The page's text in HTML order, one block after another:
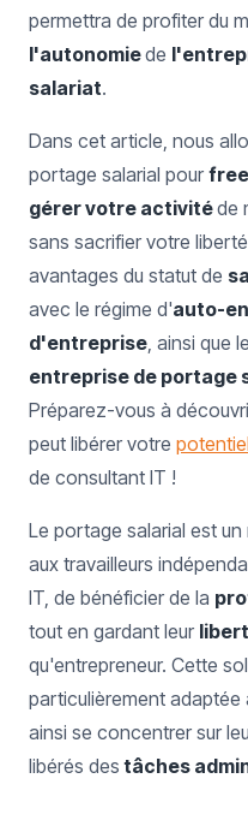
permettra de profiter du
l'autonomiede
salariat.
Dans cet article, nous
portage salarial pour
gérer votre activitéde
sans sacrifier votre
avantages du statut de
avec le régime d'auto-
d'entreprise, ainsi que
entreprise de portage
Préparez-vous à
peut libérer votre potentiel
de consultant IT !
Le portage salarial est
aux travailleurs
IT, de bénéficier de la
tout en gardant leur
qu'entrepreneur. Cette
particulièrement adaptée
ainsi se concentrer sur
libérés des tâches